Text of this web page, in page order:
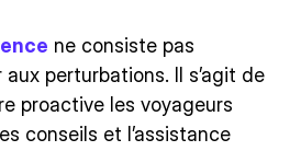
ne consiste pas
perturbations. Il s’agit de
proactive les voyageurs
conseils et l’assistance